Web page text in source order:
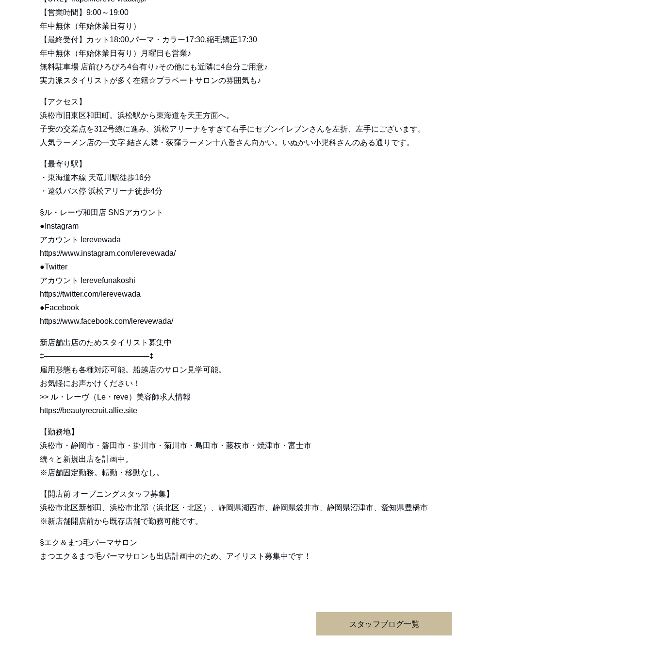
【営業時間】9:00～19:00
年中無休（年始休業日有り）
【最終受付】カット18:00,パーマ・カラー17:30,縮毛矯正17:30
年中無休（年始休業日有り）月曜日も営業♪
無料駐車場 店前ひろびろ4台有り♪その他にも近隣に4台分ご用意♪
実力派スタイリストが多く在籍☆プラベートサロンの雰囲気も♪
【アクセス】
浜松市旧東区和田町。浜松駅から東海道を天王方面へ。
子安の交差点を312号線に進み、浜松アリーナをすぎて右手にセブンイレブンさんを左折、左手にございます。
人気ラーメン店の一文字 結さん隣・荻窪ラーメン十八番さん向かい。いぬかい小児科さんのある通りです。
【最寄り駅】
・東海道本線 天竜川駅徒歩16分
・遠鉄バス停 浜松アリーナ徒歩4分
§ル・レーヴ和田店 SNSアカウント
●Instagram
アカウント lerevewada
https://www.instagram.com/lerevewada/
●Twitter
アカウント lerevefunakoshi
https://twitter.com/lerevewada
●Facebook
https://www.facebook.com/lerevewada/
新店舗出店のためスタイリスト募集中
‡—————————————–‡
雇用形態も各種対応可能。船越店のサロン見学可能。
お気軽にお声かけください！
>> ル・レーヴ（Le・reve）美容師求人情報
https://beautyrecruit.allie.site
【勤務地】
浜松市・静岡市・磐田市・掛川市・菊川市・島田市・藤枝市・焼津市・富士市
続々と新規出店を計画中。
※店舗固定勤務。転勤・移動なし。
【開店前 オープニングスタッフ募集】
浜松市北区新都田、浜松市北部（浜北区・北区）、静岡県湖西市、静岡県袋井市、静岡県沼津市、愛知県豊橋市
※新店舗開店前から既存店舗で勤務可能です。
§エク＆まつ毛パーマサロン
まつエク＆まつ毛パーマサロンも出店計画中のため、アイリスト募集中です！
スタッフブログ一覧